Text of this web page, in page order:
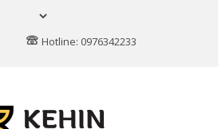
Hotline: 0976342233